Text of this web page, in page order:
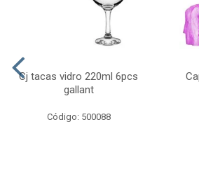
Cj tacas vidro 220ml 6pcs
gallant
Código: 500088